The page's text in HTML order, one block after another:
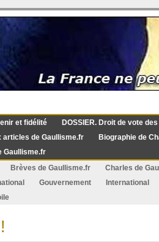
et fidélité
DOSSIER. Droit de vote
articles de Gaullisme.fr
Biographie de
Gaullisme.fr
Brèves de Gaullisme.fr
Charles de
Gouvernement
International